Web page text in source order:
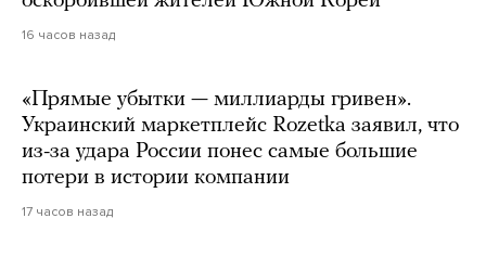
16 часов назад
«Прямые убытки — миллиарды гривен».
Украинский маркетплейс Rozetka заявил, что
из-за удара России понес самые большие
потери в истории компании
17 часов назад